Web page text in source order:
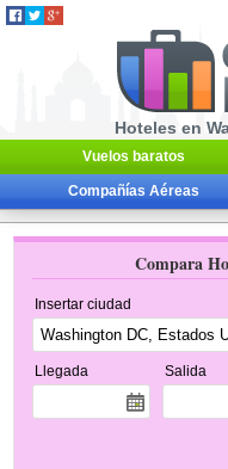
Hoteles en
Vuelos baratos
Compañías Aéreas
Compara
Insertar ciudad
Llegada Salida